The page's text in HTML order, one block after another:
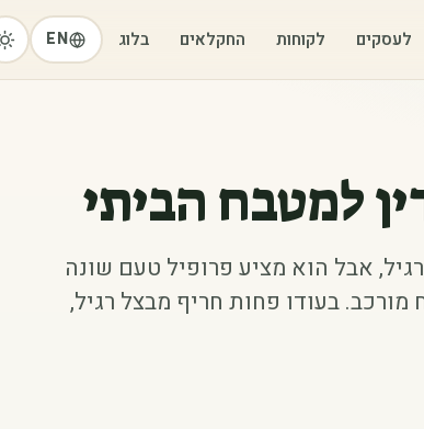
לעסקים לקוחות החקלאים בלוג EN
למטבח הביתי
אבל הוא מציע פרופיל טעם שונה
מורכב. בעודו פחות חריף מבצל רגיל,